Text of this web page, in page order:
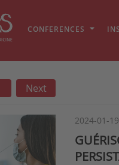
CONFERENCES
Next
2024-01-19